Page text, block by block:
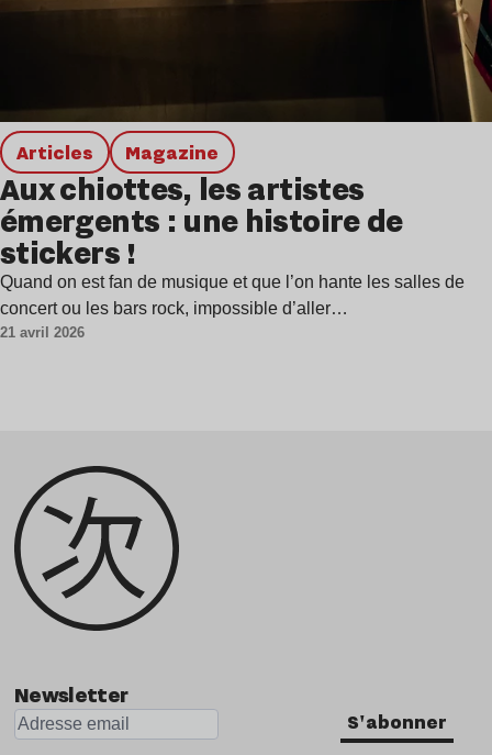
Articles magazine
Aux chiottes, les artistes
émergents : une histoire de
stickers !
Quand on est fan de musique et que l’on hante les salles de
concert ou les bars rock, impossible d’aller…
21 avril 2026
Newsletter
S'abonner